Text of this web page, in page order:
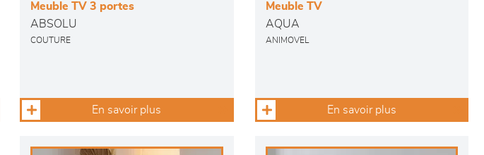
Meuble TV 3 portes
ABSOLU
COUTURE
En savoir plus
Meuble TV
AQUA
ANIMOVEL
En savoir plus